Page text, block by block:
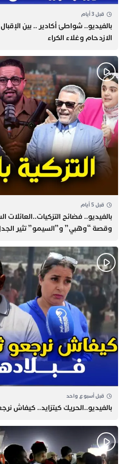
قبل 3 أيام
بالفيديو.. شواطئ أكادير .. بين الإقبال
الازدحام وغلاء الكراء
قبل 5 أيام
بالفيديو.. فضائح
وقصة “وهبي” و”السيمو” تثير
قبل أسبوع واحد
بالفيديو..الحريك كيتزايد.. كيفاش